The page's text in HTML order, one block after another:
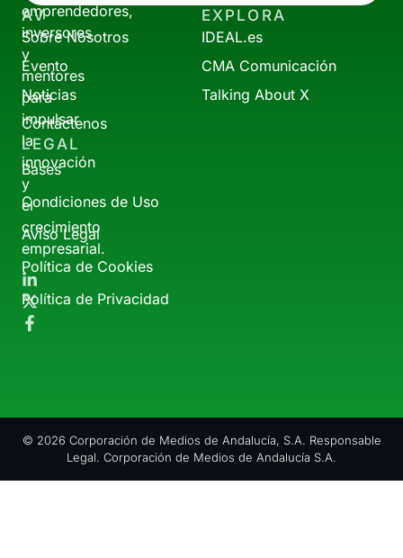
emprendedores,
inversores
y
mentores
para
impulsar
la
innovación
y
el
crecimiento
empresarial.
AV
Sobre Nosotros
Evento
Noticias
Contáctenos
EXPLORA
IDEAL.es
CMA Comunicación
Talking About X
LEGAL
Bases
Condiciones de Uso
Aviso Legal
Política de Cookies
Política de Privacidad
© 2026 Corporación de Medios de Andalucía, S.A. Responsable
Legal. Corporación de Medios de Andalucía S.A.